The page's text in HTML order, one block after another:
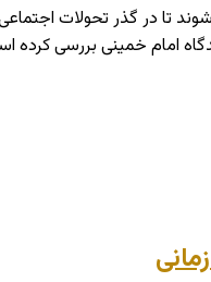
تا در گذر تحولات
امام خمینی بررسی کرده